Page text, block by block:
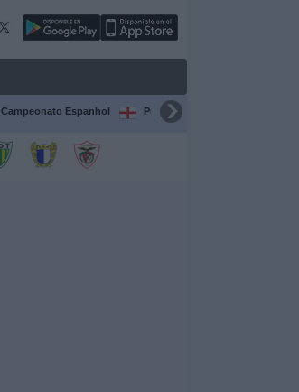
Campeonato Espanhol Premier League